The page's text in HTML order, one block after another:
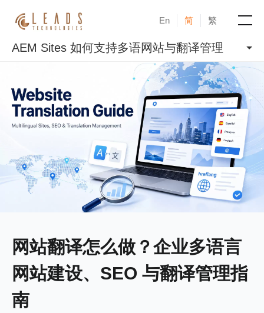
En 简 繁
服务
成功案例
新闻与活动
博客
网站翻译怎么做？企业多语言
网站建设、SEO 与翻译管理指
南
AEM Sites 如何支持多语网站与翻译管理